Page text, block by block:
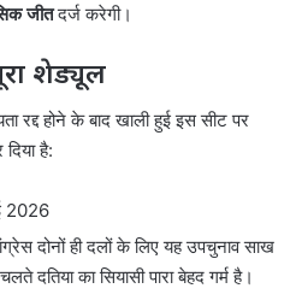
जीतदर्ज करेगी।
शेड्यूल
रद्द होने के बाद खाली हुई इस सीट पर
है:
2026
दोनों ही दलों के लिए यह उपचुनाव साख
दतिया का सियासी पारा बेहद गर्म है।